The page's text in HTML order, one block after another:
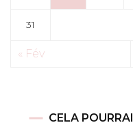
31
« Fév
CELA